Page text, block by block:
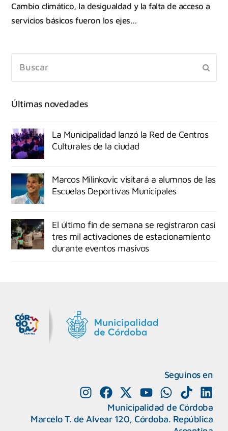
Cambio climático, la desigualdad y la falta de acceso a
servicios básicos fueron los ejes…
Últimas novedades
La Municipalidad lanzó la Red de Centros
Culturales de la ciudad
Marcos Milinkovic visitará a alumnos de las
Escuelas Deportivas Municipales
El último fin de semana se registraron casi
tres mil activaciones de estacionamiento
durante eventos masivos
Seguinos en
Municipalidad de Córdoba
Marcelo T. de Alvear 120, Córdoba. República